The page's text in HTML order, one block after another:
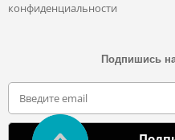
конфиденциальности
Подпишись